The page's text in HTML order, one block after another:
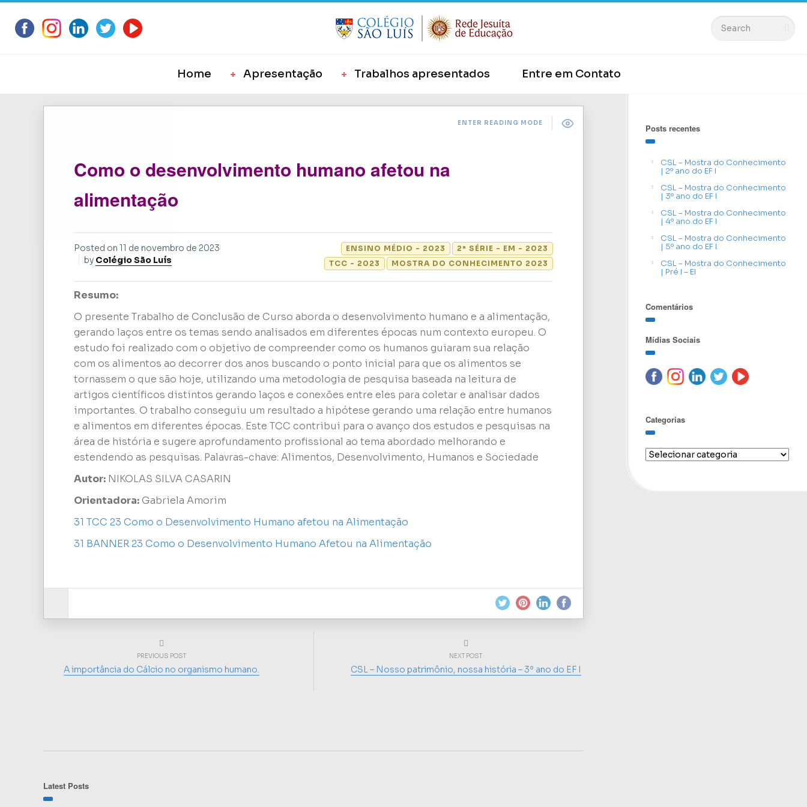
Home Apresentação Trabalhos apresentados Entre em Contato
ENTER READING MODE
Como o desenvolvimento humano afetou na
alimentação
Posted on 11 de novembro de 2023
by Colégio São Luís
2ª SÉRIE - EM - 2023
ENSINO MÉDIO - 2023
MOSTRA DO CONHECIMENTO 2023
TCC - 2023
Resumo:
O presente Trabalho de Conclusão de Curso aborda o desenvolvimento humano e a alimentação,
gerando laços entre os temas sendo analisados em diferentes épocas num contexto europeu. O
estudo foi realizado com o objetivo de compreender como os humanos guiaram sua relação
com os alimentos ao decorrer dos anos buscando o ponto inicial para que os alimentos se
tornassem o que são hoje, utilizando uma metodologia de pesquisa baseada na leitura de
artigos científicos distintos gerando laços e conexões entre eles para coletar e analisar dados
importantes. O trabalho conseguiu um resultado a hipótese gerando uma relação entre humanos
e alimentos em diferentes épocas. Este TCC contribui para o avanço dos estudos e pesquisas na
área de história e sugere aprofundamento profissional ao tema abordado melhorando e
estendendo as pesquisas. Palavras-chave: Alimentos, Desenvolvimento, Humanos e Sociedade
Autor: NIKOLAS SILVA CASARIN
Orientadora: Gabriela Amorim
31 TCC 23 Como o Desenvolvimento Humano afetou na Alimentação
31 BANNER 23 Como o Desenvolvimento Humano Afetou na Alimentação
PREVIOUS POST
A importância do Cálcio no organismo humano.
NEXT POST
CSL – Nosso patrimônio, nossa história – 3º ano do EF I
Latest Posts
Posts recentes
CSL – Mostra do Conhecimento
| 2º ano do EF I
CSL – Mostra do Conhecimento
| 3º ano do EF I
CSL – Mostra do Conhecimento
| 4º ano do EF I
CSL – Mostra do Conhecimento
| 5º ano do EF I
CSL – Mostra do Conhecimento
| Pré I – EI
Comentários
Mídias Sociais
Categorias